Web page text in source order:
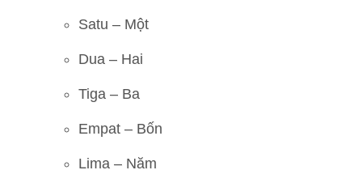
Satu – Một
Dua – Hai
Tiga – Ba
Empat – Bốn
Lima – Năm